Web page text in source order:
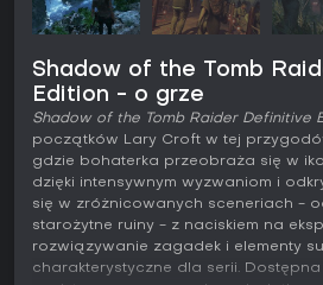
Shadow of the Tomb
Edition - o grze
Shadow of the Tomb Raider Definitive
początków Lary Croft w tej
gdzie bohaterka przeobraża się w
dzięki intensywnym wyzwaniom i
się w zróżnicowanych sceneriach -
starożytne ruiny - z naciskiem na
rozwiązywanie zagadek i elementy
charakterystyczne dla serii. Dostępna